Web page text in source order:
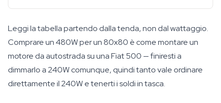
Leggi la tabella partendo dalla tenda, non dal wattaggio.
Comprare un 480W per un 80x80 è come montare un
motore da autostrada su una Fiat 500 — finiresti a
dimmarlo a 240W comunque, quindi tanto vale ordinare
direttamente il 240W e tenerti i soldi in tasca.